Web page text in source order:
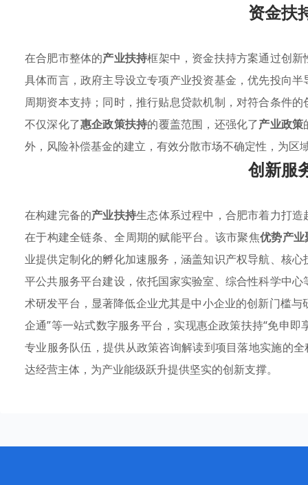
资金扶
在合肥市整体的产业扶持框架中，资金扶持方案通过创新
具体而言，政府主导设立专项产业投资基金，优先投向
周期资本支持；同时，推行贴息贷款机制，对符合条件
不仅深化了惠企政策扶持的覆盖范围，还强化了产业政策
外，风险补偿基金的建立，有效分散市场不确定性，为区
创新服
在构建完备的产业扶持生态体系过程中，合肥市着力打
在于构建全链条、全周期的赋能平台。该市聚焦优势产业
业提供定制化的孵化加速服务，涵盖知识产权导航、核
平公共服务平台建设，依托国家实验室、综合性科学中
术研发平台，显著降低企业尤其是中小企业的创新门槛
企通”等一站式数字服务平台，实现惠企政策扶持“免申
专业服务队伍，提供从政策咨询解读到项目落地实施的全
达经营主体，为产业能级跃升提供坚实的创新支撑。